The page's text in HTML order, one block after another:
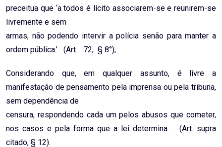
preceitua que ‘a todos é lícito associarem-se e reunirem-se
livremente e sem
armas, não podendo intervir a polícia senão para manter a
ordem pública.’ (Art. 72, § 8°);
Considerando que, em qualquer assunto, é livre a
manifestação de pensamento pela imprensa ou pela tribuna,
sem dependência de
censura, respondendo cada um pelos abusos que cometer,
nos casos e pela forma que a lei determina. (Art. supra
citado, § 12).